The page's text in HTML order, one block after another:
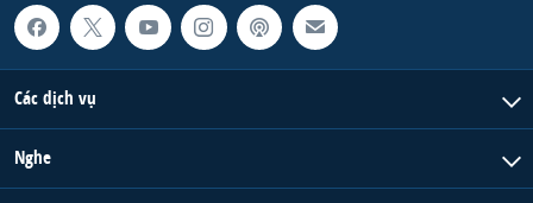
Các dịch vụ
Nghe